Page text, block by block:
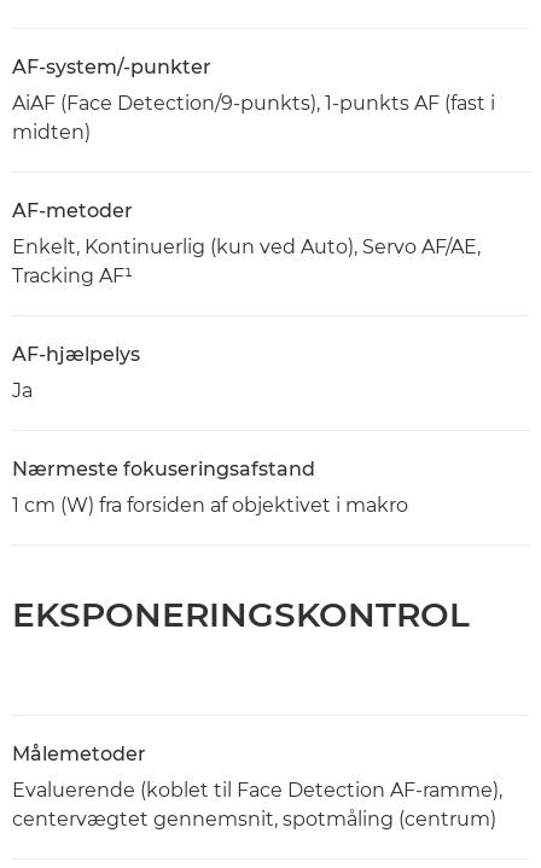
AF-system/-punkter
AiAF (Face Detection/9-punkts), 1-punkts AF (fast i
midten)
AF-metoder
Enkelt, Kontinuerlig (kun ved Auto), Servo AF/AE,
Tracking AF¹
AF-hjælpelys
Ja
Nærmeste fokuseringsafstand
1 cm (W) fra forsiden af objektivet i makro
EKSPONERINGSKONTROL
Målemetoder
Evaluerende (koblet til Face Detection AF-ramme),
centervægtet gennemsnit, spotmåling (centrum)